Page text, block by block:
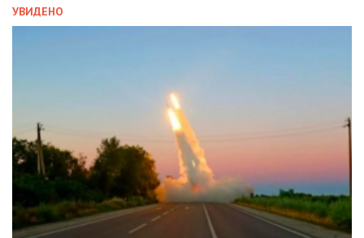
УВИДЕНО